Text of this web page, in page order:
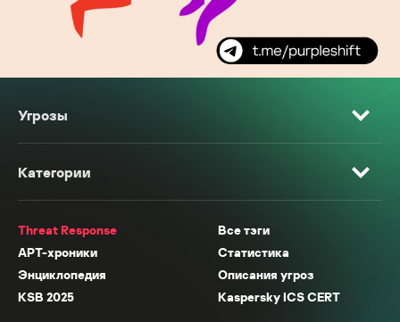
Угрозы
Категории
Threat Response
Все тэги
APT-хроники
Статистика
Энциклопедия
Описания угроз
KSB 2025
Kaspersky ICS CERT